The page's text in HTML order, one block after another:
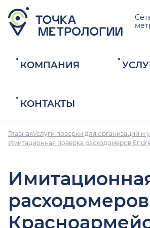
КОМПАНИЯ
КОНТАКТЫ
ГлавнаяУслуги поверки для организаций и
Имитационная поверка расходомеров